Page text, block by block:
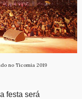
no Ticomia 2019
festa será